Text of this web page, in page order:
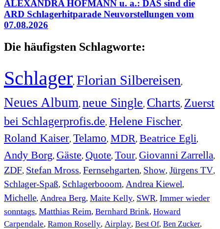
ALEXANDRA HOFMANN u. a.: DAS sind die
ARD Schlagerhitparade Neuvorstellungen vom
07.08.2026
Die häufigsten Schlagworte:
Schlager, Florian Silbereisen,
Neues Album, neue Single, Charts, Zuerst
bei Schlagerprofis.de, Helene Fischer,
Roland Kaiser, Telamo, MDR, Beatrice Egli,
Andy Borg, Gäste, Quote, Tour, Giovanni Zarrella,
ZDF, Stefan Mross, Fernsehgarten, Show, Jürgens TV,
Schlager-Spaß, Schlagerbooom, Andrea Kiewel,
Michelle, Andrea Berg, Maite Kelly, SWR, Immer wieder
sonntags, Matthias Reim, Bernhard Brink, Howard
Carpendale, Ramon Roselly, Airplay, Best Of, Ben Zucker,